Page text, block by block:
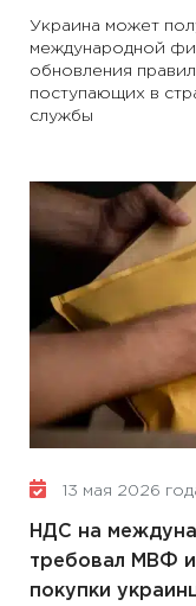
Украина может
международной
обновления
поступающих в
службы
13 мая 2026
НДС на
требовал МВФ и
покупки